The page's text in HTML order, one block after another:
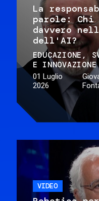
La
parole: Chi
davvero
dell'AI?
EDUCAZIONE
E INNOVAZIONE
01 Luglio
2026
VIDEO